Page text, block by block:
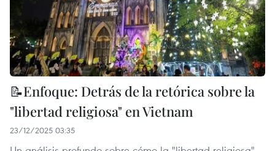
📝Enfoque: Detrás de la retórica sobre la
"libertad religiosa" en Vietnam
23/12/2025 03:35